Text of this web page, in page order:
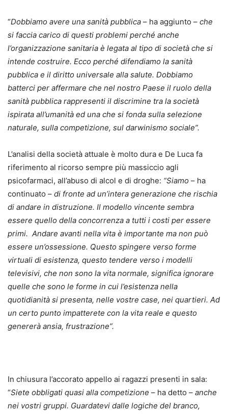
“Dobbiamo avere una sanità pubblica – ha aggiunto – che
si faccia carico di questi problemi perché anche
l’organizzazione sanitaria è legata al tipo di società che si
intende costruire. Ecco perché difendiamo la sanità
pubblica e il diritto universale alla salute. Dobbiamo
batterci per affermare che nel nostro Paese il ruolo della
sanità pubblica rappresenti il discrimine tra la società
ispirata all’umanità ed una che si fonda sulla selezione
naturale, sulla competizione, sul darwinismo sociale”.
L’analisi della società attuale è molto dura e De Luca fa
riferimento al ricorso sempre più massiccio agli
psicofarmaci, all’abuso di alcol e di droghe: “Siamo – ha
continuato – di fronte ad un’intera generazione che rischia
di andare in distruzione. Il modello vincente sembra
essere quello della concorrenza a tutti i costi per essere
primi. Andare avanti nella vita è importante ma non può
essere un’ossessione. Questo spingere verso forme
virtuali di esistenza, questo tendere verso i modelli
televisivi, che non sono la vita normale, significa ignorare
quelle che sono le forme in cui l’esistenza nella
quotidianità si presenta, nelle vostre case, nei quartieri. Ad
un certo punto impatterete con la vita reale e questo
genererà ansia, frustrazione”.
In chiusura l’accorato appello ai ragazzi presenti in sala:
“Siete obbligati quasi alla competizione – ha detto – anche
nei vostri gruppi. Guardatevi dalle logiche del branco,